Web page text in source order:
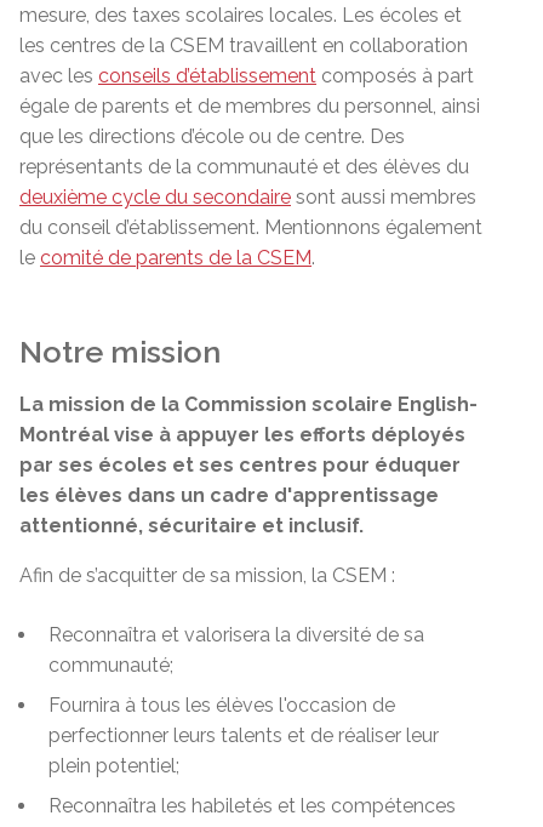
mesure, des taxes scolaires locales. Les écoles et
les centres de la CSEM travaillent en collaboration
avec les conseils d’établissement composés à part
égale de parents et de membres du personnel, ainsi
que les directions d’école ou de centre. Des
représentants de la communauté et des élèves du
deuxième cycle du secondaire sont aussi membres
du conseil d’établissement. Mentionnons également
le comité de parents de la CSEM.
Notre mission
La mission de la Commission scolaire English-
Montréal vise à appuyer les efforts déployés
par ses écoles et ses centres pour éduquer
les élèves dans un cadre d'apprentissage
attentionné, sécuritaire et inclusif.
Afin de s’acquitter de sa mission, la CSEM :
Reconnaîtra et valorisera la diversité de sa
communauté;
Fournira à tous les élèves l'occasion de
perfectionner leurs talents et de réaliser leur
plein potentiel;
Reconnaîtra les habiletés et les compétences